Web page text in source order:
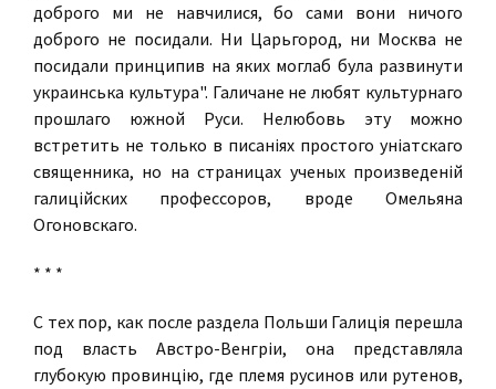
доброго ми не навчилися, бо сами вони ничого
доброго не посидали. Ни Царьгород, ни Москва не
посидали принципив на яких моглаб була развинути
украинська культура". Галичане не любят культурнаго
прошлаго южной Руси. Нелюбовь эту можно
встретить не только в писанiях простого унiатскаго
священника, но на страницах ученых произведенiй
галицiйских профессоров, вроде Омельяна
Огоновскаго.
* * *
С тех пор, как после раздела Польши Галицiя перешла
под власть Австро-Венгрiи, она представляла
глубокую провинцiю, где племя русинов или рутенов,